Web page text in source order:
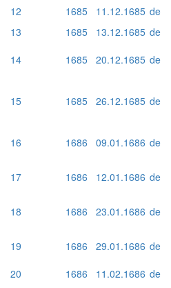
12 1685 11.12.1685 de
13
1685 13.12.1685 de
14
1685 20.12.1685 de
15 1685 26.12.1685 de
16 1686 09.01.1686 de
17 1686 12.01.1686 de
18 1686 23.01.1686 de
19 1686 29.01.1686 de
20
1686 11.02.1686 de